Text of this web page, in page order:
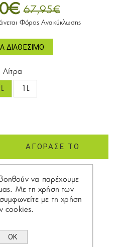
67,95€
Φόρος Ανακύκλωσης
Λίτρα
1L
ΔΙΑΘΈΣΙΜΟ
να παρέχουμε
μας. Με τη χρήση των
με τη χρήση
cookies.
ΟΚ